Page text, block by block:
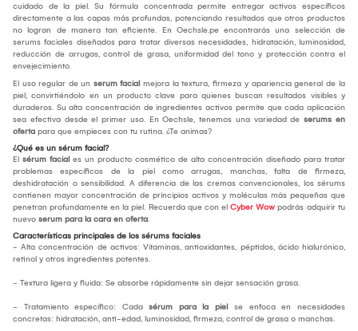
cuidado de la piel. Su fórmula concentrada permite entregar activos específicos
directamente a las capas más profundas, potenciando resultados que otros productos
no logran de manera tan eficiente. En Oechsle.pe encontrarás una selección de
serums faciales diseñados para tratar diversas necesidades, hidratación, luminosidad,
reducción de arrugas, control de grasa, uniformidad del tono y protección contra el
envejecimiento.
El uso regular de un serum facial mejora la textura, firmeza y apariencia general de la
piel, convirtiéndolo en un producto clave para quienes buscan resultados visibles y
duraderos. Su alta concentración de ingredientes activos permite que cada aplicación
sea efectiva desde el primer uso. En Oechsle, tenemos una variedad de serums en
oferta para que empieces con tu rutina. ¿Te animas?
¿Qué es un sérum facial?
El sérum facial es un producto cosmético de alta concentración diseñado para tratar
problemas específicos de la piel como arrugas, manchas, falta de firmeza,
deshidratación o sensibilidad. A diferencia de las cremas convencionales, los sérums
contienen mayor concentración de principios activos y moléculas más pequeñas que
penetran profundamente en la piel. Recuerda que con el Cyber Wow podrás adquirir tu
nuevo serum para la cara en oferta.
Características principales de los sérums faciales
- Alta concentración de activos: Vitaminas, antioxidantes, péptidos, ácido hialurónico,
retinol y otros ingredientes potentes.
- Textura ligera y fluida: Se absorbe rápidamente sin dejar sensación grasa.
- Tratamiento específico: Cada sérum para la piel se enfoca en necesidades
concretas: hidratación, anti-edad, luminosidad, firmeza, control de grasa o manchas.